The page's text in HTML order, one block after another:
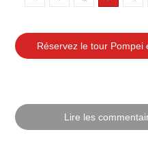
Réservez le tour Pompei
Lire les